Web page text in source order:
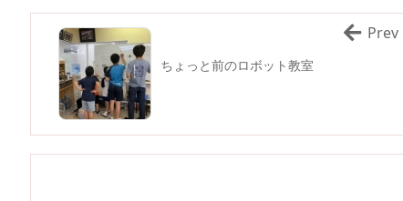
ちょっと前のロボット教室
Prev